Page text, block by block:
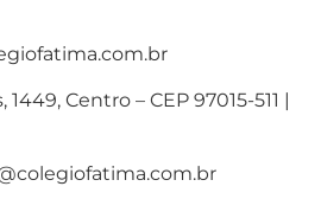
Centro – CEP 97015-511 |